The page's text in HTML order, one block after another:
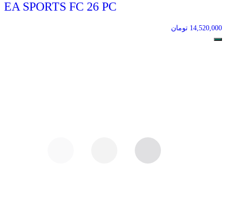
EA SPORTS FC 26 PC
14,520,000 تومان